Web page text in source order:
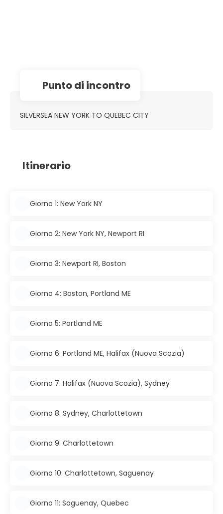
Punto di incontro
SILVERSEA NEW YORK TO QUEBEC CITY
Itinerario
Giorno 1: New York NY
Giorno 2: New York NY, Newport RI
Giorno 3: Newport RI, Boston
Giorno 4: Boston, Portland ME
Giorno 5: Portland ME
Giorno 6: Portland ME, Halifax (Nuova Scozia)
Giorno 7: Halifax (Nuova Scozia), Sydney
Giorno 8: Sydney, Charlottetown
Giorno 9: Charlottetown
Giorno 10: Charlottetown, Saguenay
Giorno 11: Saguenay, Quebec